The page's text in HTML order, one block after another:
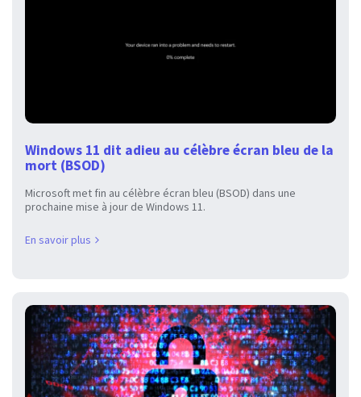
Windows 11 dit adieu au célèbre écran bleu de la
mort (BSOD)
Microsoft met fin au célèbre écran bleu (BSOD) dans une
prochaine mise à jour de Windows 11.
En savoir plus